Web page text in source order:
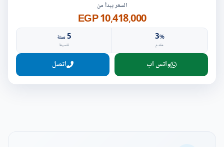
السعر يبدأ من
10,418,000 EGP
3%
مقدم
5سنة
تقسيط
واتس اب اتصل